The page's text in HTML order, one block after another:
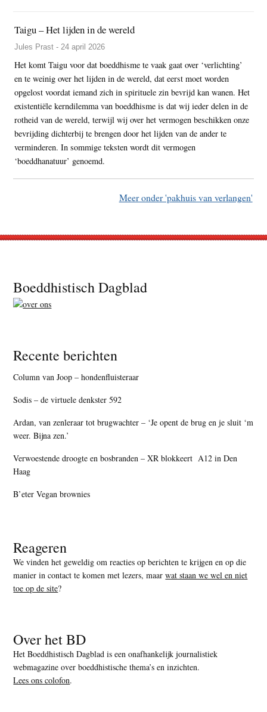
Taigu – Het lijden in de wereld
Jules Prast - 24 april 2026
Het komt Taigu voor dat boeddhisme te vaak gaat over ‘verlichting’
en te weinig over het lijden in de wereld, dat eerst moet worden
opgelost voordat iemand zich in spirituele zin bevrijd kan wanen. Het
existentiële kerndilemma van boeddhisme is dat wij ieder delen in de
rotheid van de wereld, terwijl wij over het vermogen beschikken onze
bevrijding dichterbij te brengen door het lijden van de ander te
verminderen. In sommige teksten wordt dit vermogen
‘boeddhanatuur’ genoemd.
Meer onder 'pakhuis van verlangen'
Footer
Boeddhistisch Dagblad
Recente berichten
Column van Joop – hondenfluisteraar
Sodis – de virtuele denkster 592
Ardan, van zenleraar tot brugwachter – ‘Je opent de brug en je sluit ‘m
weer. Bijna zen.’
Verwoestende droogte en bosbranden – XR blokkeert A12 in Den
Haag
B’eter Vegan brownies
Reageren
We vinden het geweldig om reacties op berichten te krijgen en op die
manier in contact te komen met lezers, maarwat staan we wel en niet
toe op de site?
Over het BD
Het Boeddhistisch Dagblad is een onafhankelijk journalistiek
webmagazine over boeddhistische thema’s en inzichten.
Lees ons colofon.